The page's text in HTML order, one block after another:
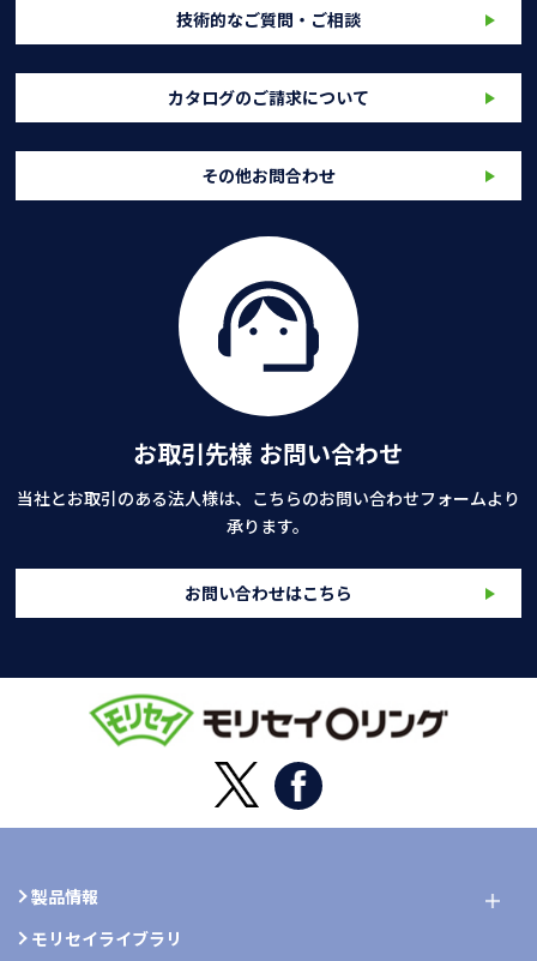
技術的なご質問・ご相談
カタログのご請求について
その他お問合わせ
お取引先様 お問い合わせ
当社とお取引のある法人様は、こちらのお問い合わせフォームより
承ります。
お問い合わせはこちら
製品情報
モリセイライブラリ